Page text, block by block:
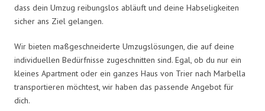
dass dein Umzug reibungslos abläuft und deine Habseligkeiten
sicher ans Ziel gelangen.
Wir bieten maßgeschneiderte Umzugslösungen, die auf deine
individuellen Bedürfnisse zugeschnitten sind. Egal, ob du nur ein
kleines Apartment oder ein ganzes Haus von Trier nach Marbella
transportieren möchtest, wir haben das passende Angebot für
dich.